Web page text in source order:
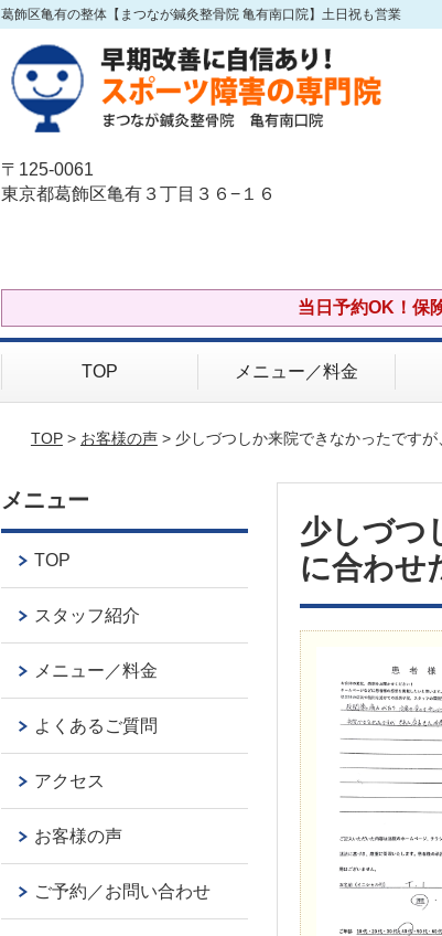
葛飾区亀有の整体【まつなが鍼灸整骨院 亀有南口院】土日祝も営業
〒125-0061
東京都葛飾区亀有３丁目３６−１６
当日予約OK！保
TOP メニュー／料金
TOP> お客様の声> 少しづつしか来院できなかったです
少しづつ
に合わせ
メニュー
TOP
スタッフ紹介
メニュー／料金
よくあるご質問
アクセス
お客様の声
ご予約／お問い合わせ